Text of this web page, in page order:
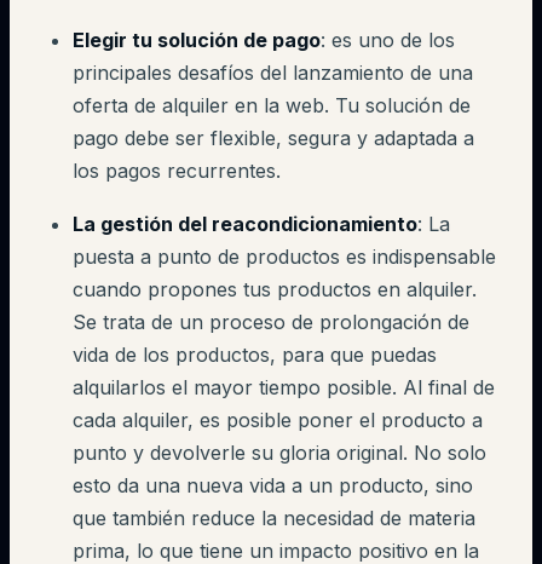
Elegir tu solución de pago: es uno de los
principales desafíos del lanzamiento de una
oferta de alquiler en la web. Tu solución de
pago debe ser flexible, segura y adaptada a
los pagos recurrentes.
La gestión del reacondicionamiento: La
puesta a punto de productos es indispensable
cuando propones tus productos en alquiler.
Se trata de un proceso de prolongación de
vida de los productos, para que puedas
alquilarlos el mayor tiempo posible. Al final de
cada alquiler, es posible poner el producto a
punto y devolverle su gloria original. No solo
esto da una nueva vida a un producto, sino
que también reduce la necesidad de materia
prima, lo que tiene un impacto positivo en la